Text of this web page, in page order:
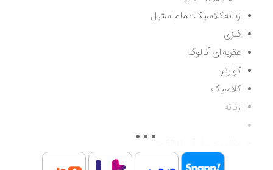
زنانه کلاسیک تمام استیل
فلزی
عقربه ای آنالوگ
کوارتز
کلاسیک
زنانه
اصالت کشور اسپانیا